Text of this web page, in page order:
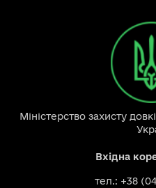
Міністерство захисту
Вхідна
тел.: +38